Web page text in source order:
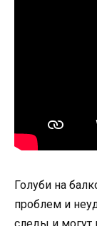
Голуби на
проблем и